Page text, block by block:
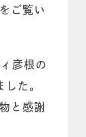
ご覧い
彦根の
た。
と感謝